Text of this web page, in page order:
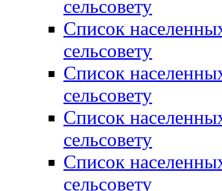
сельсовету
Список
сельсовету
Список
сельсовету
Список
сельсовету
Список
сельсовету